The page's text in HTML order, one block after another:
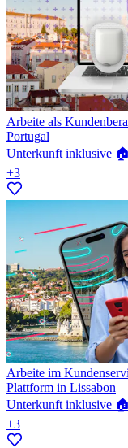
Arbeite als
Portugal
Unterkunft inklusive 🏠
+3
Arbeite im
Plattform in Lissabon
Unterkunft inklusive 🏠
+3